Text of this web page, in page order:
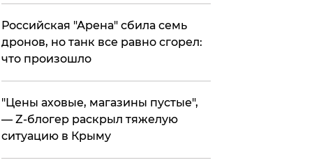
​Российская "Арена" сбила семь
дронов, но танк все равно сгорел:
что произошло
​"Цены аховые, магазины пустые",
— Z-блогер раскрыл тяжелую
ситуацию в Крыму